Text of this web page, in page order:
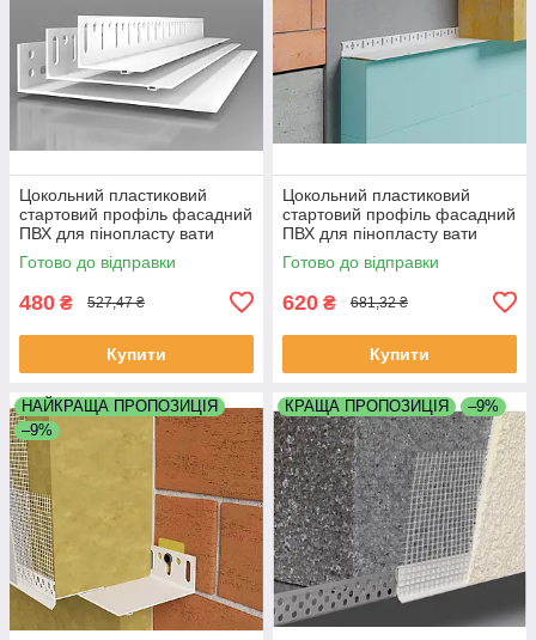
Цокольний пластиковий
стартовий профіль фасадний
ПВХ для пінопласту вати
товщиною 100мм 10см
довжина 2 метра
Готово до відправки
480 ₴ 527,47 ₴
Купити
Цокольний пластиковий
стартовий профіль фасадний
ПВХ для пінопласту вати
товщиною 100 мм та менше
Готово до відправки
620 ₴ 681,32 ₴
Купити
НАЙКРАЩА ПРОПОЗИЦІЯ
–9%
КРАЩА ПРОПОЗИЦІЯ –9%